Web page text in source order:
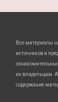
Все материалы
источников и
их владельцам.
содержание